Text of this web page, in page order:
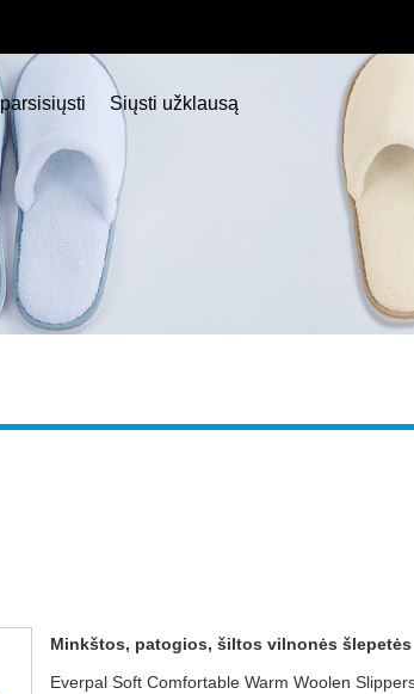
parsisiųsti Siųsti užklausą
Minkštos, patogios, šiltos vilnonės šlepetės
Everpal Soft Comfortable Warm Woolen